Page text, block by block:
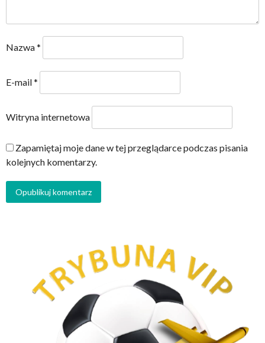
Nazwa*
E-mail*
Witryna internetowa
Zapamiętaj moje dane w tej przeglądarce podczas pisania
kolejnych komentarzy.